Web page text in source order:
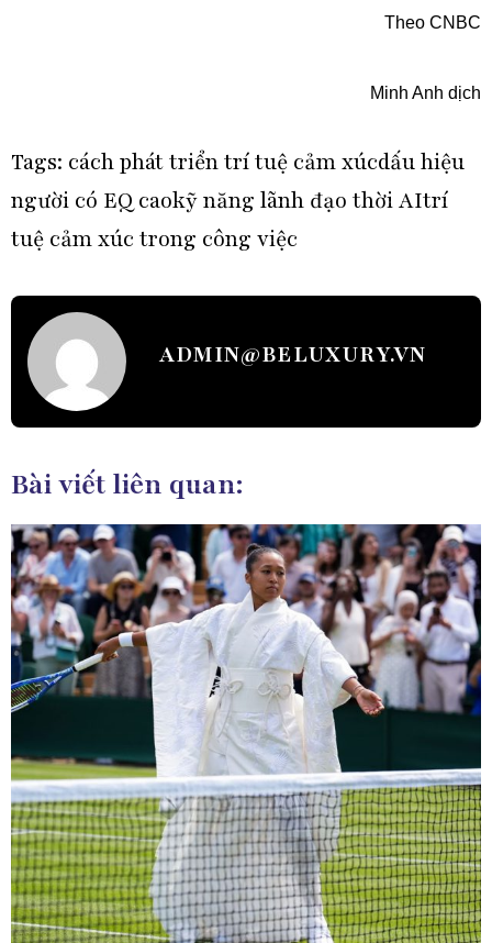
Theo CNBC
Minh Anh dịch
Tags: cách phát triển trí tuệ cảm xúcdấu hiệu
người có EQ caokỹ năng lãnh đạo thời AItrí
tuệ cảm xúc trong công việc
ADMIN@BELUXURY.VN
Bài viết liên quan: